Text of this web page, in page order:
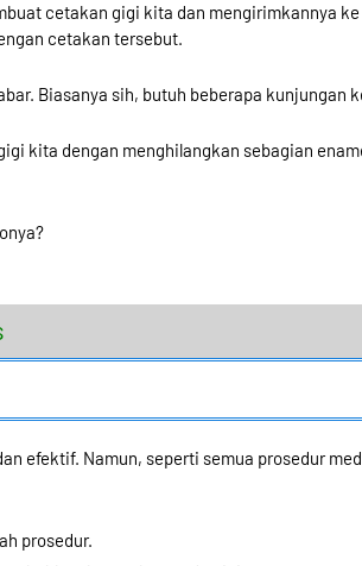
cetakan gigi kita dan mengirimkannya
cetakan tersebut.
Biasanya sih, butuh beberapa kunjungan
kita dengan menghilangkan sebagian
efektif. Namun, seperti semua prosedur
prosedur.